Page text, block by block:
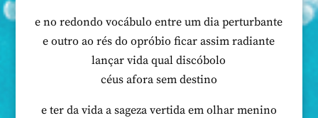
e no redondo vocábulo entre um dia perturbante
e outro ao rés do opróbio ficar assim radiante
lançar vida qual discóbolo
céus afora sem destino
e ter da vida a sageza vertida em olhar menino